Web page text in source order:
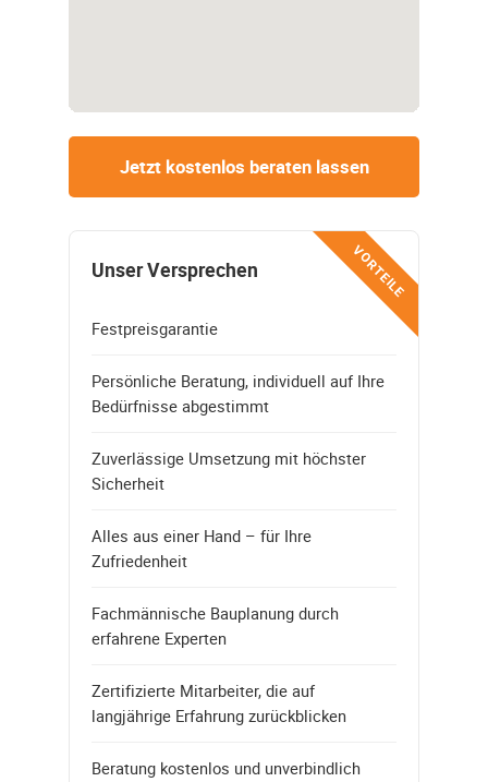
Jetzt kostenlos beraten lassen
VORTEILE
Unser Versprechen
Festpreisgarantie
Persönliche Beratung, individuell auf Ihre
Bedürfnisse abgestimmt
Zuverlässige Umsetzung mit höchster
Sicherheit
Alles aus einer Hand – für Ihre
Zufriedenheit
Fachmännische Bauplanung durch
erfahrene Experten
Zertifizierte Mitarbeiter, die auf
langjährige Erfahrung zurückblicken
Beratung kostenlos und unverbindlich